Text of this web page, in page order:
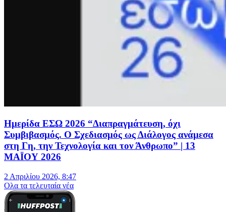
Hμερίδα ΕΣΩ 2026 “Διαπραγμάτευση, όχι
Συμβιβασμός. Ο Σχεδιασμός ως Διάλογος ανάμεσα
στη Γη, την Τεχνολογία και τον Άνθρωπο” | 13
ΜΑΪΟΥ 2026
2 Απριλίου 2026, 8:47
Oλα τα τελευταία νέα